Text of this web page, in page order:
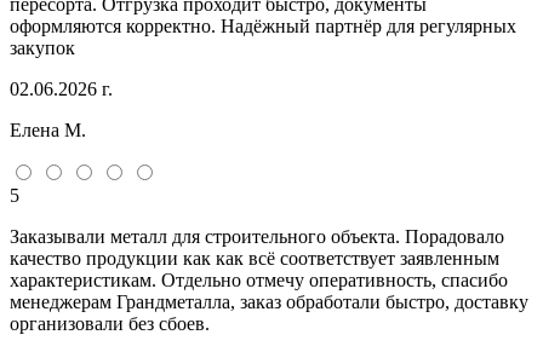
оформляются корректно. Надёжный партнёр для регулярных
закупок
02.06.2026 г.
Елена М.
5
Заказывали металл для строительного объекта. Порадовало
качество продукции как как всё соответствует заявленным
характеристикам. Отдельно отмечу оперативность, спасибо
менеджерам Грандметалла, заказ обработали быстро, доставку
организовали без сбоев.